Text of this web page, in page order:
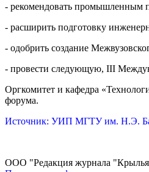
- рекомендовать промышленным
- расширить подготовку
- одобрить создание
- провести следующую, III
Оргкомитет и кафедра
форума.
Источник: УИП МГТУ им. Н.Э.
ООО "Редакция журнала